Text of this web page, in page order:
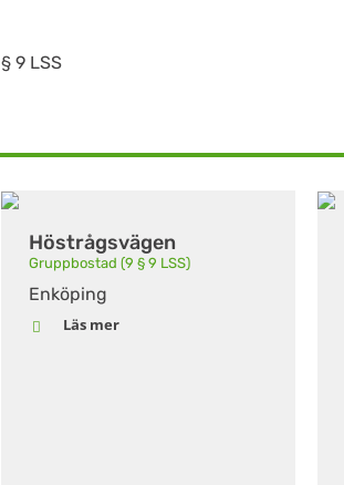
9 LSS
Höstrågsvägen
Gruppbostad (9 § 9 LSS)
Enköping
Läs mer